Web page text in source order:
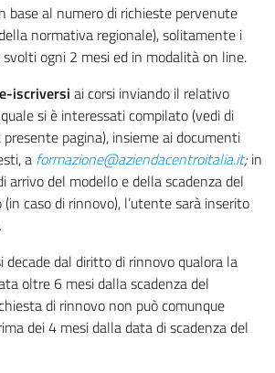
base al numero di richieste pervenute
normativa regionale), solitamente i
ogni 2 mesi ed in modalità on line.
iscriversi ai corsi inviando il relativo
si è interessati compilato (vedi di
pagina), insieme ai documenti
a formazione@aziendacentroitalia.it;in
arrivo del modello e della scadenza del
caso di rinnovo), l’utente sarà inserito
decade dal diritto di rinnovo qualora la
oltre 6 mesi dalla scadenza del
di rinnovo non può comunque
dei 4 mesi dalla data di scadenza del